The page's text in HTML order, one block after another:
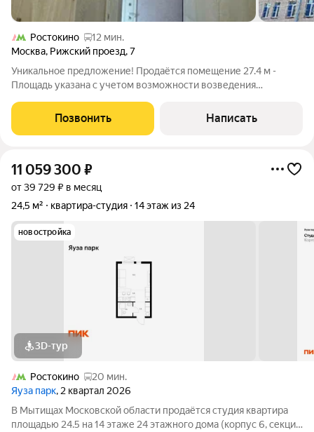
Ростокино
12 мин.
Москва, Рижский проезд,7
Уникальное предложение! Продаётся помещение 27.4 м -
Площадь указана с учетом возможности возведения
м +7,8 кв м у м. "ВДНХ" идеальная инвестиция или комфортное
проживание! Почему это
Позвонить Написать
11 059 300 ₽
от 39 729 ₽ в месяц
24,5 м²
квартира-студия 14 этаж из 24
новостройка
3D-тур
Ростокино
20 мин.
Яуза парк, 2 квартал 2026
В Мытищах Московской области продаётся студия квартира
площадью 24.5 на 14 этаже 24 этажного дома (корпус 6, секция